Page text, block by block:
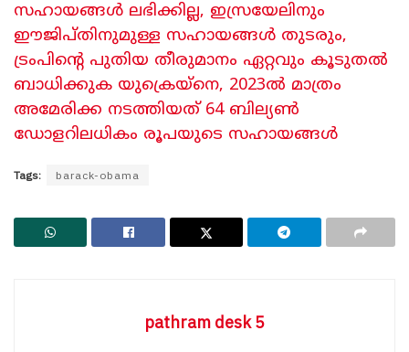
സഹായങ്ങൾ ലഭിക്കില്ല, ഇസ്രയേലിനും
ഈജിപ്തിനുമുള്ള സഹായങ്ങൾ തുടരും,
ട്രംപിന്റെ പുതിയ തീരുമാനം ഏറ്റവും കൂടുതൽ
ബാധിക്കുക യുക്രെയ്നെ, 2023ൽ മാത്രം
അമേരിക്ക നടത്തിയത് 64 ബില്യൺ
ഡോളറിലധികം രൂപയുടെ സഹായങ്ങൾ
Tags: barack-obama
pathram desk 5